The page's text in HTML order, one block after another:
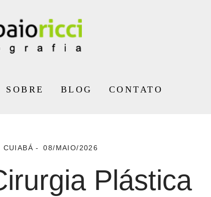
SOBRE BLOG CONTATO
CUIABÁ 08/MAIO/2026
Plástica